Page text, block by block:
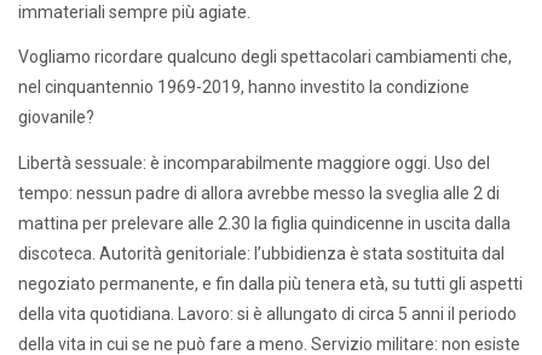
immateriali sempre più agiate.
Vogliamo ricordare qualcuno degli spettacolari cambiamenti che,
nel cinquantennio 1969-2019, hanno investito la condizione
giovanile?
Libertà sessuale: è incomparabilmente maggiore oggi. Uso del
tempo: nessun padre di allora avrebbe messo la sveglia alle 2 di
mattina per prelevare alle 2.30 la figlia quindicenne in uscita dalla
discoteca. Autorità genitoriale: l’ubbidienza è stata sostituita dal
negoziato permanente, e fin dalla più tenera età, su tutti gli aspetti
della vita quotidiana. Lavoro: si è allungato di circa 5 anni il periodo
della vita in cui se ne può fare a meno. Servizio militare: non esiste